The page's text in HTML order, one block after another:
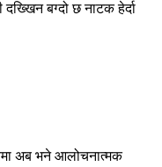
बग्दो छ नाटक हेर्दा
अब भने आलोचनात्मक